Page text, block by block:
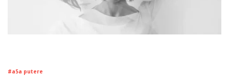
#a5a putere